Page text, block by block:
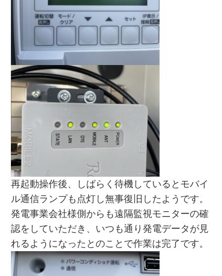
再起動操作後、しばらく待機しているとモバイ
ル通信ランプも点灯し無事復旧したようです。
発電事業会社様側からも遠隔監視モニターの確
認をしていただき、いつも通り発電データが見
れるようになったとのことで作業は完了です。